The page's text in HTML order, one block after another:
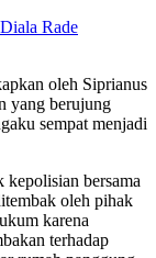
Rade
oleh Siprianus
yang berujung
sempat menjadi
kepolisian bersama
oleh pihak
karena
terhadap